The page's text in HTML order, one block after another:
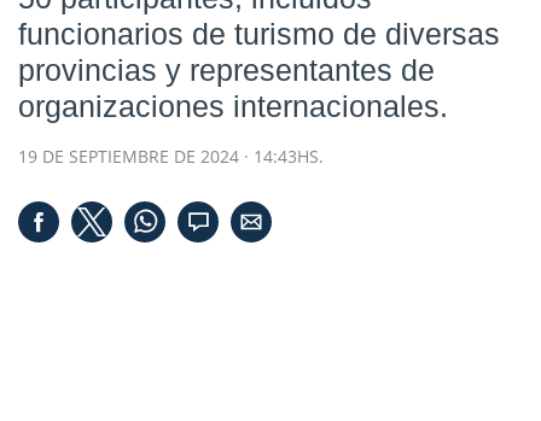
funcionarios de turismo de diversas
provincias y representantes de
organizaciones internacionales.
19 DE SEPTIEMBRE DE 2024 · 14:43HS.